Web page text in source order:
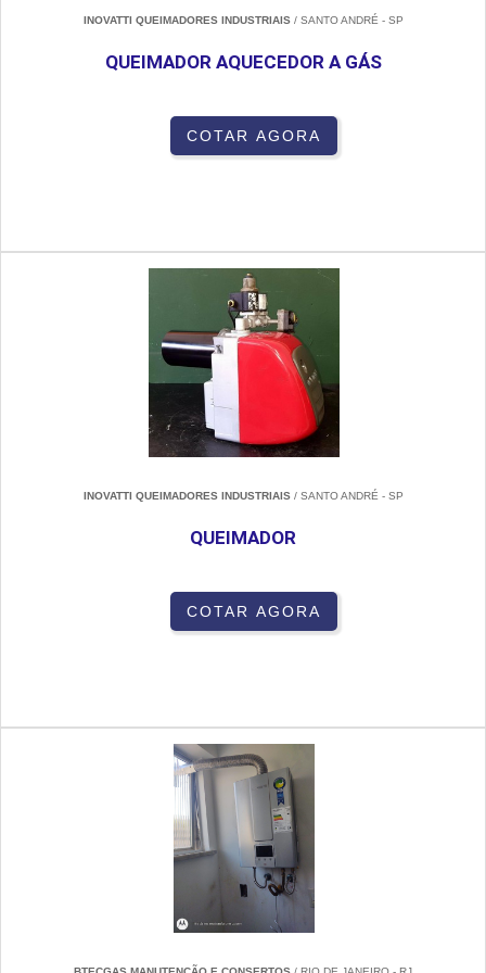
INOVATTI QUEIMADORES INDUSTRIAIS/ SANTO ANDRÉ - SP
QUEIMADOR AQUECEDOR A GÁS
COTAR AGORA
INOVATTI QUEIMADORES INDUSTRIAIS/ SANTO ANDRÉ - SP
QUEIMADOR
COTAR AGORA